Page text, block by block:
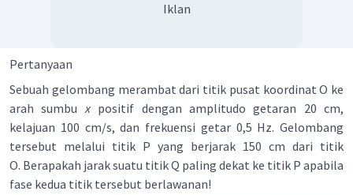
Iklan
Pertanyaan
Sebuah gelombang merambat dari titik pusat koordinat O ke
arah sumbuxpositif dengan amplitudo getaran 20 cm,
kelajuan 100 cm/s, dan frekuensi getar 0,5 Hz. Gelombang
tersebut melalui titik P yang berjarak 150 cm dari titik
O. Berapakah jarak suatu titik Q paling dekat ke titik P apabila
fase kedua titik tersebut berlawanan!